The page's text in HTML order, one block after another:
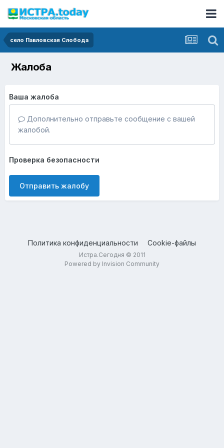
село Павловская Слобода
Жалоба
Ваша жалоба
Дополнительно отправьте сообщение с вашей
жалобой.
Проверка безопасности
Отправить жалобу
Политика конфиденциальности Cookie-файлы
Истра.Сегодня © 2011
Powered by Invision Community